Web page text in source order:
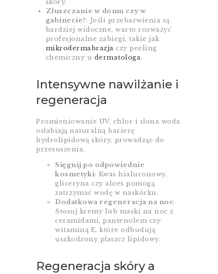
skóry.
Złuszczanie w domu czy w
gabinecie?: Jeśli przebarwienia są
bardziej widoczne, warto rozważyć
profesjonalne zabiegi, takie jak
mikrodermabrazja czy peeling
chemiczny u dermatologa.
Intensywne nawilżanie i
regeneracja
Promieniowanie UV, chlor i słona woda
osłabiają naturalną barierę
hydrolipidową skóry, prowadząc do
przesuszenia.
Sięgnij po odpowiednie
kosmetyki: Kwas hialuronowy,
gliceryna czy aloes pomogą
zatrzymać wodę w naskórku.
Dodatkowa regeneracja na noc:
Stosuj kremy lub maski na noc z
ceramidami, pantenolem czy
witaminą E, które odbudują
uszkodzony płaszcz lipidowy.
Regeneracja skóry a